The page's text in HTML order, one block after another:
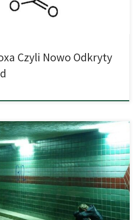
[…]
Czyli Nowo Odkryty
i schizofrenia są ze sobą
mogą również powodować
Naukowcy przeanalizowali aktualny
jest ciężką chorobą psychiczną. Jej
myślenia i objawy psychotyczne.
się kwestią, czy zażywanie konopi może
Zespół badawczy z […]